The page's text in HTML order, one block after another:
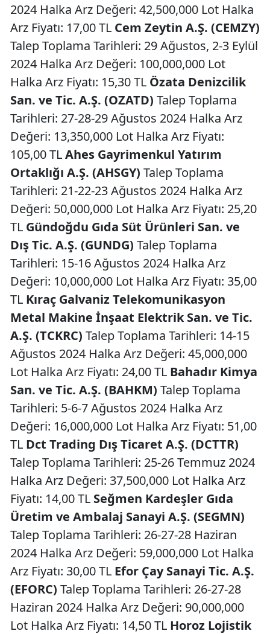
2024 Halka Arz Değeri: 42,500,000 Lot Halka
Arz Fiyatı: 17,00 TL Cem Zeytin A.Ş. (CEMZY)
Talep Toplama Tarihleri: 29 Ağustos, 2-3 Eylül
2024 Halka Arz Değeri: 100,000,000 Lot
Halka Arz Fiyatı: 15,30 TL Özata Denizcilik
San. ve Tic. A.Ş. (OZATD) Talep Toplama
Tarihleri: 27-28-29 Ağustos 2024 Halka Arz
Değeri: 13,350,000 Lot Halka Arz Fiyatı:
105,00 TLAhes Gayrimenkul Yatırım
Ortaklığı A.Ş. (AHSGY) Talep Toplama
Tarihleri: 21-22-23 Ağustos 2024 Halka Arz
Değeri: 50,000,000 Lot Halka Arz Fiyatı: 25,20
TL Gündoğdu Gıda Süt Ürünleri San. ve
Dış Tic. A.Ş. (GUNDG) Talep Toplama
Tarihleri: 15-16 Ağustos 2024 Halka Arz
Değeri: 10,000,000 Lot Halka Arz Fiyatı: 35,00
TL Kıraç Galvaniz Telekomunikasyon
Metal Makine İnşaat Elektrik San. ve Tic.
A.Ş. (TCKRC) Talep Toplama Tarihleri: 14-15
Ağustos 2024 Halka Arz Değeri: 45,000,000
Lot Halka Arz Fiyatı: 24,00 TL Bahadır Kimya
San. ve Tic. A.Ş. (BAHKM) Talep Toplama
Tarihleri: 5-6-7 Ağustos 2024 Halka Arz
Değeri: 16,000,000 Lot Halka Arz Fiyatı: 51,00
TL Dct Trading Dış Ticaret A.Ş. (DCTTR)
Talep Toplama Tarihleri: 25-26 Temmuz 2024
Halka Arz Değeri: 37,500,000 Lot Halka Arz
Fiyatı: 14,00 TL Seğmen Kardeşler Gıda
Üretim ve Ambalaj Sanayi A.Ş. (SEGMN)
Talep Toplama Tarihleri: 26-27-28 Haziran
2024 Halka Arz Değeri: 59,000,000 Lot Halka
Arz Fiyatı: 30,00 TL Efor Çay Sanayi Tic. A.Ş.
(EFORC) Talep Toplama Tarihleri: 26-27-28
Haziran 2024 Halka Arz Değeri: 90,000,000
Lot Halka Arz Fiyatı: 14,50 TL Horoz Lojistik